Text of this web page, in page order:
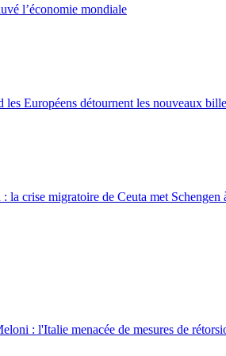
l’économie mondiale
les Européens détournent les nouveaux
: la crise migratoire de Ceuta met Schengen
: l'Italie menacée de mesures de